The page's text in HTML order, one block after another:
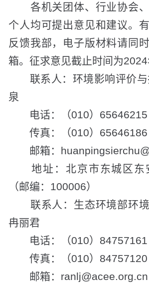
各机关团体、行业协会、
个人均可提出意见和建议。
反馈我部，电子版材料请同
箱。征求意见截止时间为2024
联系人：环境影响评价与
泉
电话：（010）65646215
传真：（010）65646186
邮箱：
地址：北京市东城区东
（邮编：100006）
联系人：生态环境部环境
冉丽君
电话：（010）84757161
传真：（010）84757120
邮箱：ranlj@acee.org.cn